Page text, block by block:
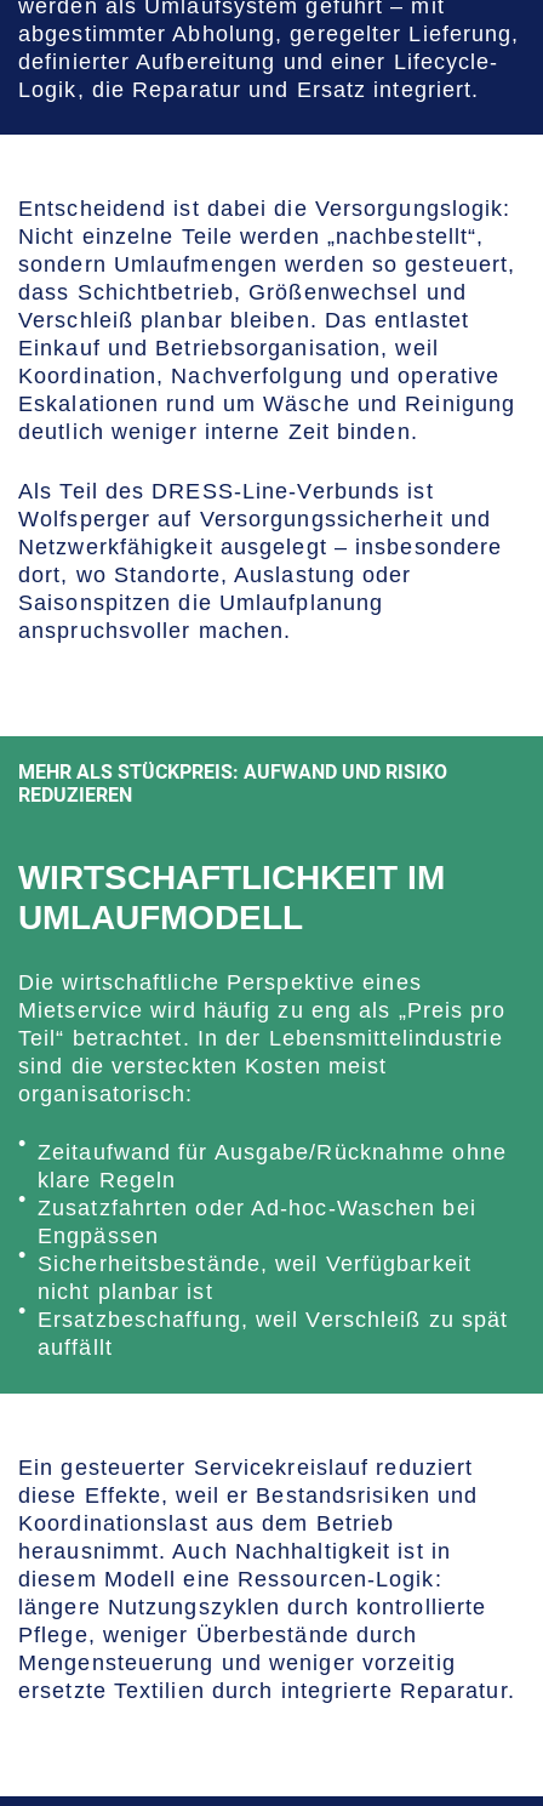
werden als Umlaufsystem geführt – mit
abgestimmter Abholung, geregelter Lieferung,
definierter Aufbereitung und einer Lifecycle-
Logik, die Reparatur und Ersatz integriert.
Entscheidend ist dabei die Versorgungslogik:
Nicht einzelne Teile werden „nachbestellt“,
sondern Umlaufmengen werden so gesteuert,
dass Schichtbetrieb, Größenwechsel und
Verschleiß planbar bleiben. Das entlastet
Einkauf und Betriebsorganisation, weil
Koordination, Nachverfolgung und operative
Eskalationen rund um Wäsche und Reinigung
deutlich weniger interne Zeit binden.
Als Teil des DRESS-Line-Verbunds ist
Wolfsperger auf Versorgungssicherheit und
Netzwerkfähigkeit ausgelegt – insbesondere
dort, wo Standorte, Auslastung oder
Saisonspitzen die Umlaufplanung
anspruchsvoller machen.
MEHR ALS STÜCKPREIS: AUFWAND UND RISIKO
REDUZIEREN
WIRTSCHAFTLICHKEIT IM
UMLAUFMODELL
Die wirtschaftliche Perspektive eines
Mietservice wird häufig zu eng als „Preis pro
Teil“ betrachtet. In der Lebensmittelindustrie
sind die versteckten Kosten meist
organisatorisch:
Zeitaufwand für Ausgabe/Rücknahme ohne
klare Regeln
Zusatzfahrten oder Ad-hoc-Waschen bei
Engpässen
Sicherheitsbestände, weil Verfügbarkeit
nicht planbar ist
Ersatzbeschaffung, weil Verschleiß zu spät
auffällt
Ein gesteuerter Servicekreislauf reduziert
diese Effekte, weil er Bestandsrisiken und
Koordinationslast aus dem Betrieb
herausnimmt. Auch Nachhaltigkeit ist in
diesem Modell eine Ressourcen-Logik:
längere Nutzungszyklen durch kontrollierte
Pflege, weniger Überbestände durch
Mengensteuerung und weniger vorzeitig
ersetzte Textilien durch integrierte Reparatur.